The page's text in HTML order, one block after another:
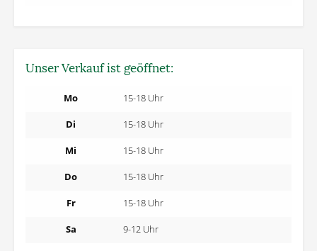
Unser Verkauf ist geöffnet:
Mo 15-18 Uhr
Di 15-18 Uhr
Mi 15-18 Uhr
Do 15-18 Uhr
Fr 15-18 Uhr
Sa 9-12 Uhr